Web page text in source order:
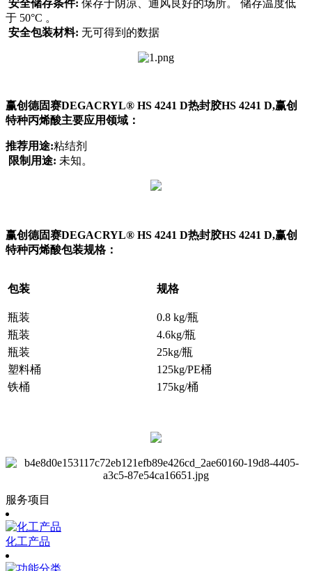
安全储存条件: 保存于阴凉、通风良好的场所。 储存温度低
于 50°C 。
安全包装材料: 无可得到的数据
赢创德固赛DEGACRYL® HS 4241 D热封胶HS 4241 D,赢创
特种丙烯酸主要应用领域：
推荐用途:粘结剂
限制用途: 未知。
赢创德固赛DEGACRYL® HS 4241 D热封胶HS 4241 D,赢创
特种丙烯酸包装规格：
包装 规格
瓶装
0.8 kg/瓶
瓶装
4.6kg/瓶
瓶装
25kg/瓶
塑料桶
125kg/PE桶
铁桶
175kg/桶
服务项目
化工产品